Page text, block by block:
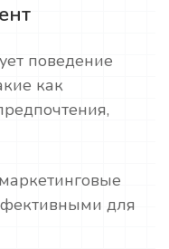
поведение
как
для